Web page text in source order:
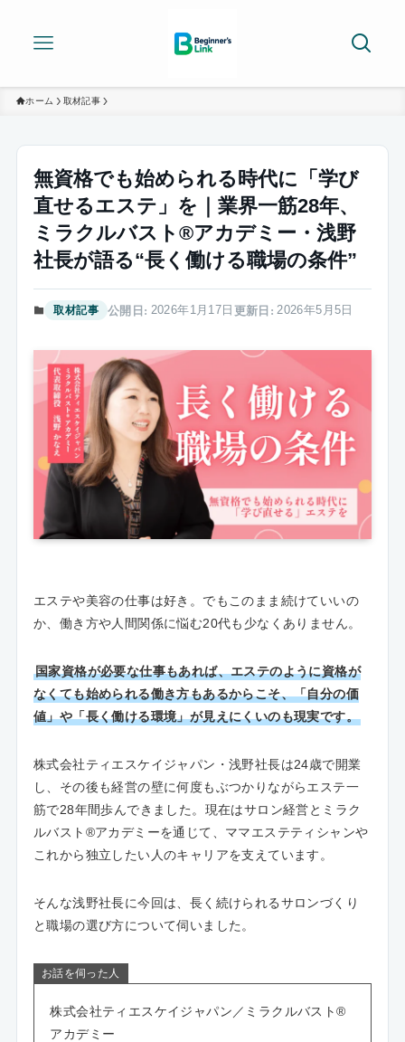
ホーム 取材記事
無資格でも始められる時代に「学び
直せるエステ」を｜業界一筋28年、
ミラクルバスト®アカデミー・浅野
社長が語る“長く働ける職場の条件”
取材記事 2026年1月17日 2026年5月5日
エステや美容の仕事は好き。でもこのまま続けていいの
か、働き方や人間関係に悩む20代も少なくありません。
国家資格が必要な仕事もあれば、エステのように資格が
なくても始められる働き方もあるからこそ、「自分の価
値」や「長く働ける環境」が見えにくいのも現実です。
株式会社ティエスケイジャパン・浅野社長は24歳で開業
し、その後も経営の壁に何度もぶつかりながらエステ一
筋で28年間歩んできました。現在はサロン経営とミラク
ルバスト®アカデミーを通じて、ママエステティシャンや
これから独立したい人のキャリアを支えています。
そんな浅野社長に今回は、長く続けられるサロンづくり
と職場の選び方について伺いました。
お話を伺った人
株式会社ティエスケイジャパン／ミラクルバスト®
アカデミー